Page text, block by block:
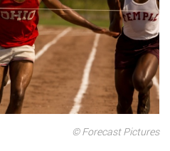
© Forecast Pictures